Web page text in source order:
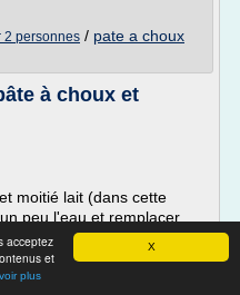
X
acceptez
et
plus
2 personnes / pate a choux
à choux et
moitié lait (dans cette
peu l'eau et remplacer
de rhum)5 oeufs110 g de
g de farine tamisée (ou